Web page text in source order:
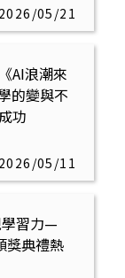
2026/05/21
AI浪潮來
的變與不
功
2026/05/11
學習力—
獎典禮熱